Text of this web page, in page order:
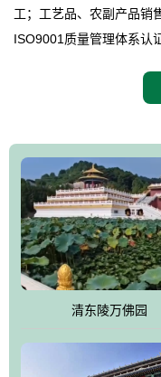
工；工艺品、农副产品销
ISO9001质量管理体系认
拥有4A级旅游区头衔的
万佛园位于遵化市境内，
形绝佳，地理位置优越，
园、打造佛教精品旅游
的墓地安葬、祭祀吊亡
郁绚丽、优雅宜人的园林
园手法相结合的默契操
美、民族风格突出，与
式园林。
万佛园工程一期占地448
用全仿古式建筑，寻求
区建设中寻求陵园建设与
清东陵万佛园